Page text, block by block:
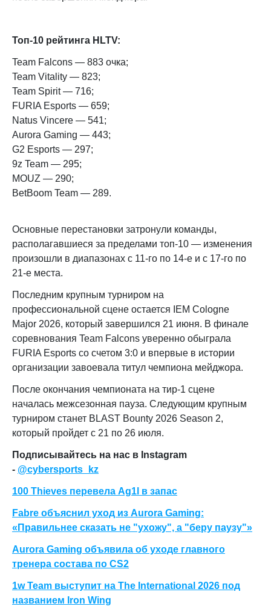
Топ-10 рейтинга HLTV:
Team Falcons — 883 очка;
Team Vitality — 823;
Team Spirit — 716;
FURIA Esports — 659;
Natus Vincere — 541;
Aurora Gaming — 443;
G2 Esports — 297;
9z Team — 295;
MOUZ — 290;
BetBoom Team — 289.
Основные перестановки затронули команды,
располагавшиеся за пределами топ-10 — изменения
произошли в диапазонах с 11-го по 14-е и с 17-го по
21-е места.
Последним крупным турниром на
профессиональной сцене остается IEM Cologne
Major 2026, который завершился 21 июня. В финале
соревнования Team Falcons уверенно обыграла
FURIA Esports со счетом 3:0 и впервые в истории
организации завоевала титул чемпиона мейджора.
После окончания чемпионата на тир-1 сцене
началась межсезонная пауза. Следующим крупным
турниром станет BLAST Bounty 2026 Season 2,
который пройдет с 21 по 26 июля.
Подписывайтесь на нас в Instagram
- @cybersports_kz
100 Thieves перевела Ag1l в запас
Fabre объяснил уход из Aurora Gaming:
«Правильнее сказать не "ухожу", а "беру паузу"»
Aurora Gaming объявила об уходе главного
тренера состава по CS2
1w Team выступит на The International 2026 под
названием Iron Wing